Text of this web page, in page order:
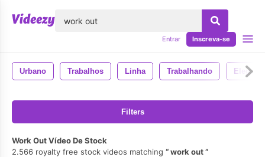
Entrar Inscreva-se
Urbano Trabalhos Linha Trabalhando Elegante
Filters
Work Out Vídeo De Stock
2.566 royalty free stock videos matching
work out